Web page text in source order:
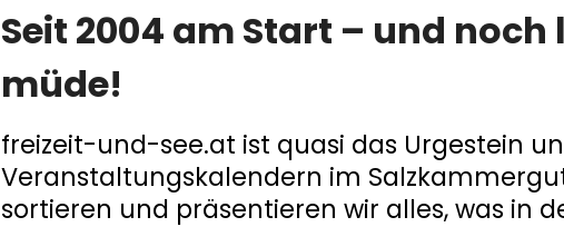
Seit 2004 am Start – und
müde!
freizeit-und-see.at ist quasi das Urgestein
Veranstaltungskalendern im
sortieren und präsentieren wir alles, was in